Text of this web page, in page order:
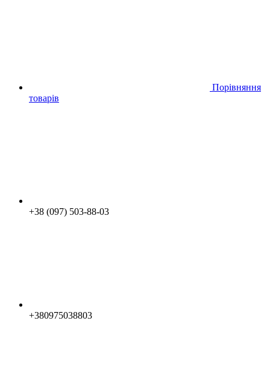
Порівняння
товарів
+38 (097) 503-88-03
+380975038803